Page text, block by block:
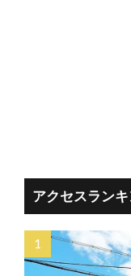
アクセスラン